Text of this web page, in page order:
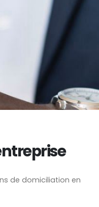
de domiciliation en